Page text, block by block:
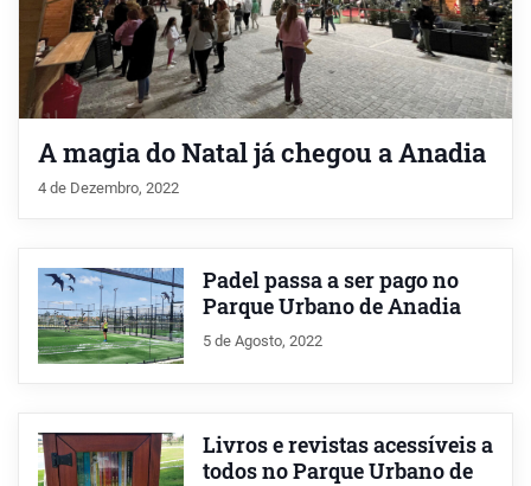
A magia do Natal já chegou a Anadia
4 de Dezembro, 2022
Padel passa a ser pago no
Parque Urbano de Anadia
5 de Agosto, 2022
Livros e revistas acessíveis a
todos no Parque Urbano de